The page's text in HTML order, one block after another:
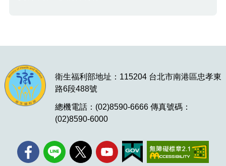
衛生福利部地址：115204 台北市南港區忠孝東
路6段488號
總機電話：(02)8590-6666 傳真號碼：
(02)8590-6000